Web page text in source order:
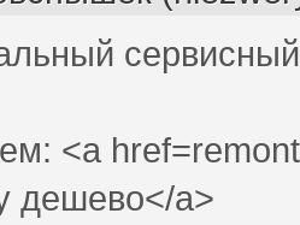
<a
дешево</a>